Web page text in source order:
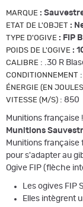
MARQUE :
ETAT DE L'OBJET :
TYPE D'OGIVE : FIP
POIDS DE L'OGIVE :
CALIBRE : .30 R
CONDITIONNEMENT :
ÉNERGIE (EN
VITESSE (M/S) : 850
Munitions française
Munitions
Munitions française
pour s'adapter au
Ogive FIP (flèche
Les ogives FIP
Elles intègrent